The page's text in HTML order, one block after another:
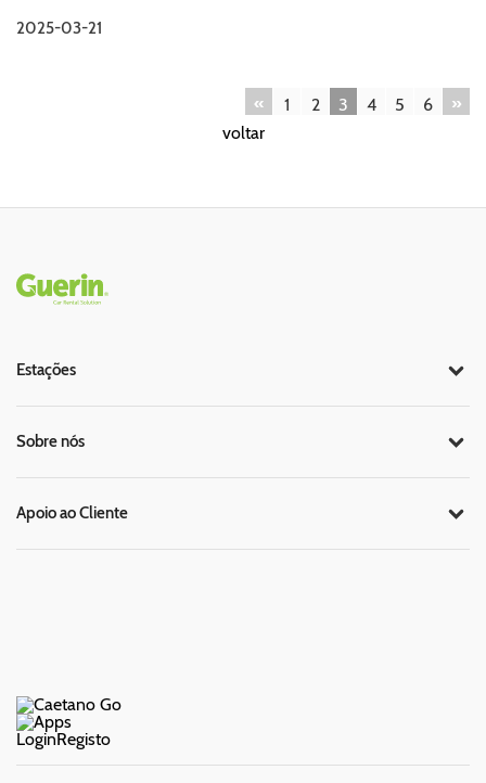
2025-03-21
« 1 2 3 4 5 6
»
voltar
Rodapé
Estações
Sobre nós
Apoio ao Cliente
LoginRegisto